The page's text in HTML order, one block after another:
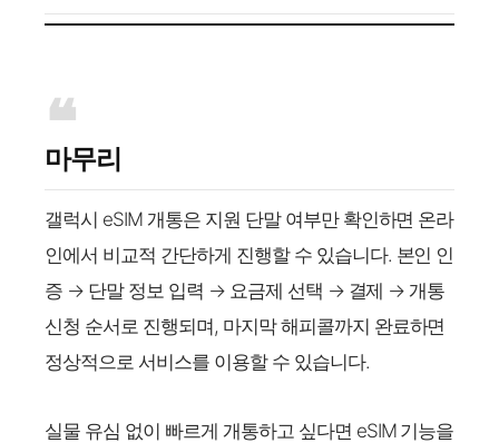
마무리
갤럭시 eSIM 개통은 지원 단말 여부만 확인하면 온라
인에서 비교적 간단하게 진행할 수 있습니다. 본인 인
증 → 단말 정보 입력 → 요금제 선택 → 결제 → 개통
신청 순서로 진행되며, 마지막 해피콜까지 완료하면
정상적으로 서비스를 이용할 수 있습니다.
실물 유심 없이 빠르게 개통하고 싶다면 eSIM 기능을